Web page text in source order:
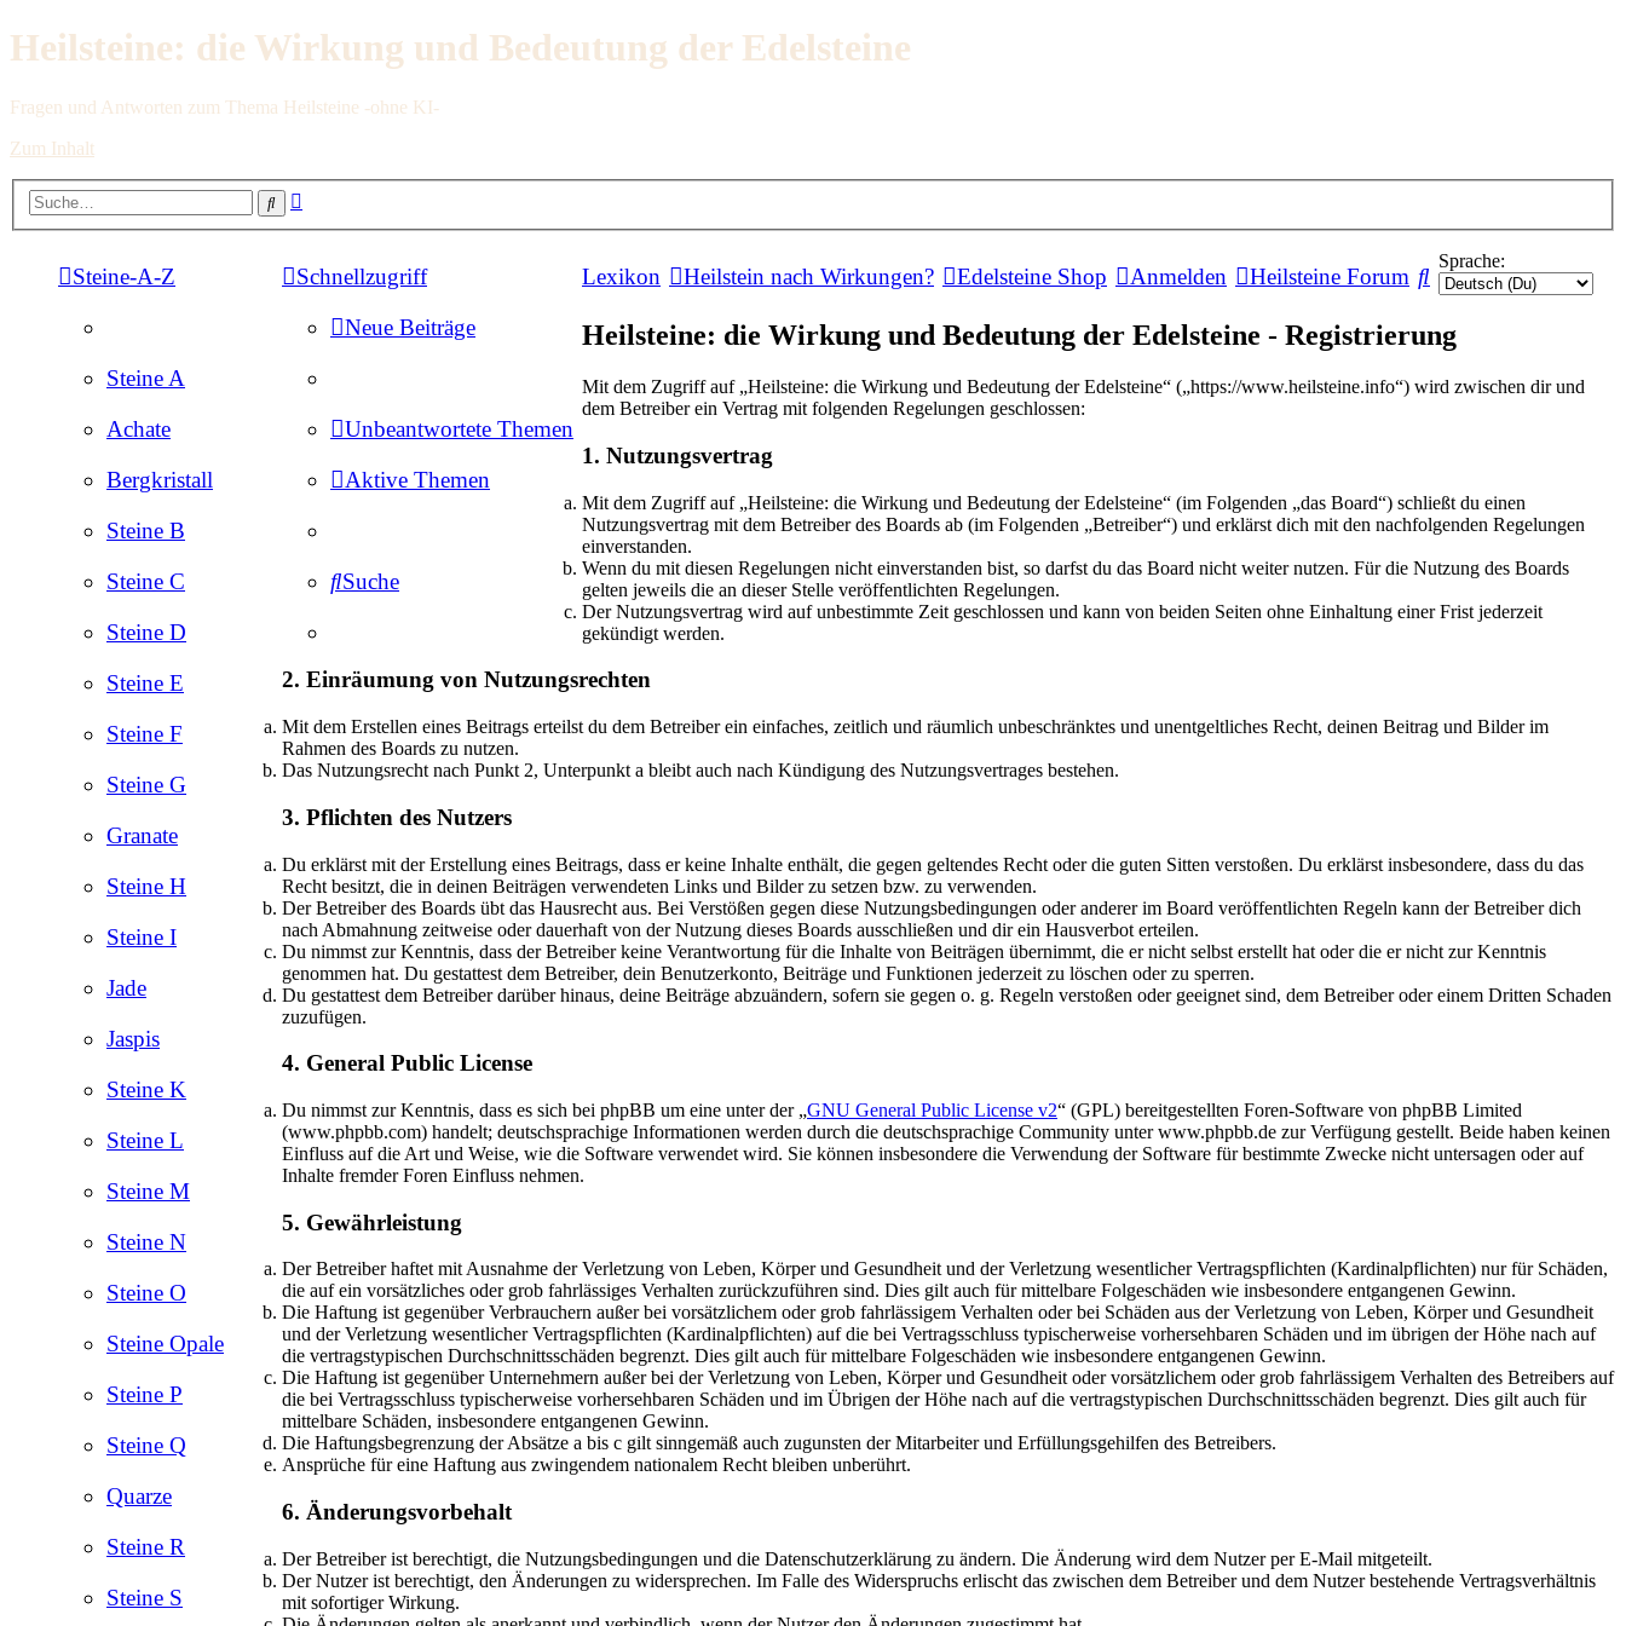
Heilsteine: die Wirkung und Bedeutung der Edelsteine
Fragen und Antworten zum Thema Heilsteine -ohne KI-
Zum Inhalt
Suche
Steine-A-Z
Steine A
Achate
Bergkristall
Steine B
Steine C
Steine D
Steine E
Steine F
Steine G
Granate
Steine H
Steine I
Jade
Jaspis
Steine K
Steine L
Steine M
Steine N
Steine O
Steine Opale
Steine P
Steine Q
Quarze
Steine R
Steine S
Schnellzugriff
Neue Beiträge
Unbeantwortete Themen
Aktive Themen
Suche
Lexikon Heilstein nach Wirkungen? Edelsteine Shop Anmelden Heilsteine Forum Suche
Sprache:
Heilsteine: die Wirkung und Bedeutung der Edelsteine - Registrierung
Mit dem Zugriff auf „Heilsteine: die Wirkung und Bedeutung der Edelsteine“ („https://www.heilsteine.info“) wird zwischen dir und
dem Betreiber ein Vertrag mit folgenden Regelungen geschlossen:
1. Nutzungsvertrag
Mit dem Zugriff auf „Heilsteine: die Wirkung und Bedeutung der Edelsteine“ (im Folgenden „das Board“) schließt du einen
Nutzungsvertrag mit dem Betreiber des Boards ab (im Folgenden „Betreiber“) und erklärst dich mit den nachfolgenden Regelungen
einverstanden.
Wenn du mit diesen Regelungen nicht einverstanden bist, so darfst du das Board nicht weiter nutzen. Für die Nutzung des Boards
gelten jeweils die an dieser Stelle veröffentlichten Regelungen.
Der Nutzungsvertrag wird auf unbestimmte Zeit geschlossen und kann von beiden Seiten ohne Einhaltung einer Frist jederzeit
gekündigt werden.
2. Einräumung von Nutzungsrechten
Mit dem Erstellen eines Beitrags erteilst du dem Betreiber ein einfaches, zeitlich und räumlich unbeschränktes und unentgeltliches Recht, deinen Beitrag und Bilder im
Rahmen des Boards zu nutzen.
Das Nutzungsrecht nach Punkt 2, Unterpunkt a bleibt auch nach Kündigung des Nutzungsvertrages bestehen.
3. Pflichten des Nutzers
Du erklärst mit der Erstellung eines Beitrags, dass er keine Inhalte enthält, die gegen geltendes Recht oder die guten Sitten verstoßen. Du erklärst insbesondere, dass du das
Recht besitzt, die in deinen Beiträgen verwendeten Links und Bilder zu setzen bzw. zu verwenden.
Der Betreiber des Boards übt das Hausrecht aus. Bei Verstößen gegen diese Nutzungsbedingungen oder anderer im Board veröffentlichten Regeln kann der Betreiber dich
nach Abmahnung zeitweise oder dauerhaft von der Nutzung dieses Boards ausschließen und dir ein Hausverbot erteilen.
Du nimmst zur Kenntnis, dass der Betreiber keine Verantwortung für die Inhalte von Beiträgen übernimmt, die er nicht selbst erstellt hat oder die er nicht zur Kenntnis
genommen hat. Du gestattest dem Betreiber, dein Benutzerkonto, Beiträge und Funktionen jederzeit zu löschen oder zu sperren.
Du gestattest dem Betreiber darüber hinaus, deine Beiträge abzuändern, sofern sie gegen o. g. Regeln verstoßen oder geeignet sind, dem Betreiber oder einem Dritten Schaden
zuzufügen.
4. General Public License
Du nimmst zur Kenntnis, dass es sich bei phpBB um eine unter der „GNU General Public License v2“ (GPL) bereitgestellten Foren-Software von phpBB Limited
(www.phpbb.com) handelt; deutschsprachige Informationen werden durch die deutschsprachige Community unter www.phpbb.de zur Verfügung gestellt. Beide haben keinen
Einfluss auf die Art und Weise, wie die Software verwendet wird. Sie können insbesondere die Verwendung der Software für bestimmte Zwecke nicht untersagen oder auf
Inhalte fremder Foren Einfluss nehmen.
5. Gewährleistung
Der Betreiber haftet mit Ausnahme der Verletzung von Leben, Körper und Gesundheit und der Verletzung wesentlicher Vertragspflichten (Kardinalpflichten) nur für Schäden,
die auf ein vorsätzliches oder grob fahrlässiges Verhalten zurückzuführen sind. Dies gilt auch für mittelbare Folgeschäden wie insbesondere entgangenen Gewinn.
Die Haftung ist gegenüber Verbrauchern außer bei vorsätzlichem oder grob fahrlässigem Verhalten oder bei Schäden aus der Verletzung von Leben, Körper und Gesundheit
und der Verletzung wesentlicher Vertragspflichten (Kardinalpflichten) auf die bei Vertragsschluss typischerweise vorhersehbaren Schäden und im übrigen der Höhe nach auf
die vertragstypischen Durchschnittsschäden begrenzt. Dies gilt auch für mittelbare Folgeschäden wie insbesondere entgangenen Gewinn.
Die Haftung ist gegenüber Unternehmern außer bei der Verletzung von Leben, Körper und Gesundheit oder vorsätzlichem oder grob fahrlässigem Verhalten des Betreibers auf
die bei Vertragsschluss typischerweise vorhersehbaren Schäden und im Übrigen der Höhe nach auf die vertragstypischen Durchschnittsschäden begrenzt. Dies gilt auch für
mittelbare Schäden, insbesondere entgangenen Gewinn.
Die Haftungsbegrenzung der Absätze a bis c gilt sinngemäß auch zugunsten der Mitarbeiter und Erfüllungsgehilfen des Betreibers.
Ansprüche für eine Haftung aus zwingendem nationalem Recht bleiben unberührt.
6. Änderungsvorbehalt
Der Betreiber ist berechtigt, die Nutzungsbedingungen und die Datenschutzerklärung zu ändern. Die Änderung wird dem Nutzer per E-Mail mitgeteilt.
Der Nutzer ist berechtigt, den Änderungen zu widersprechen. Im Falle des Widerspruchs erlischt das zwischen dem Betreiber und dem Nutzer bestehende Vertragsverhältnis
mit sofortiger Wirkung.